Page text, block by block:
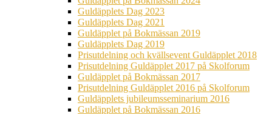
Guldäpplets Dag 2023
Guldäpplets Dag 2021
Guldäpplet på Bokmässan 2019
Guldäpplets Dag 2019
Prisutdelning och kvällsevent Guldäpplet 2018
Prisutdelning Guldäpplet 2017 på Skolforum
Guldäpplet på Bokmässan 2017
Prisutdelning Guldäpplet 2016 på Skolforum
Guldäpplets jubileumsseminarium 2016
Guldäpplet på Bokmässan 2016